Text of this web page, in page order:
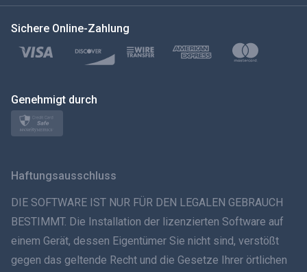
Türkçe
Polski
日本
ภาษาไทย
Dansk
Sichere Online-Zahlung
Genehmigt durch
Haftungsausschluss
DIE SOFTWARE IST NUR FÜR DEN LEGALEN GEBRAUCH
BESTIMMT. Die Installation der lizenzierten Software auf
einem Gerät, dessen Eigentümer Sie nicht sind, verstößt
gegen das geltende Recht und die Gesetze Ihrer örtlichen